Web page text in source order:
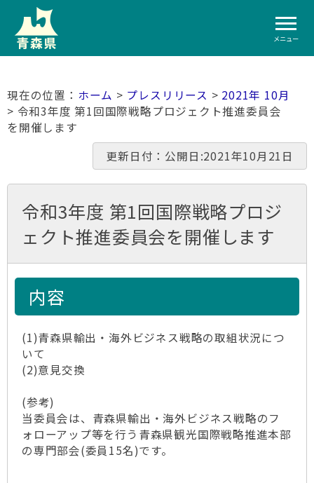
メニュー
ホーム > プレスリリース > 2021年 10月
> 令和3年度 第1回国際戦略プロジェクト推進委員会
を開催します
更新日付：公開日:2021年10月21日
令和3年度 第1回国際戦略プロジ
ェクト推進委員会を開催します
内容
(1)青森県輸出・海外ビジネス戦略の取組状況につ
いて
(2)意見交換
(参考)
当委員会は、青森県輸出・海外ビジネス戦略のフ
ォローアップ等を行う青森県観光国際戦略推進本部
の専門部会(委員15名)です。